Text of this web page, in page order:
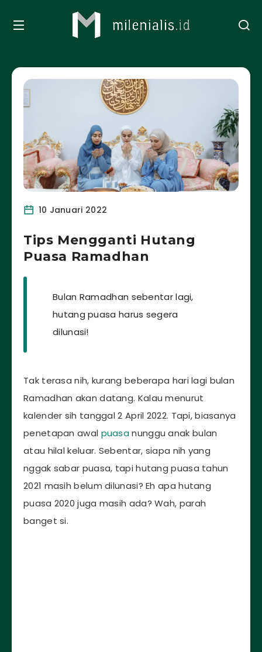
10 Januari 2022
Tips Mengganti Hutang
Puasa Ramadhan
Bulan Ramadhan sebentar lagi,
hutang puasa harus segera
dilunasi!
Tak terasa nih, kurang beberapa hari lagi bulan
Ramadhan akan datang. Kalau menurut
kalender sih tanggal 2 April 2022. Tapi, biasanya
penetapan awal puasa nunggu anak bulan
atau hilal keluar. Sebentar, siapa nih yang
nggak sabar puasa, tapi hutang puasa tahun
2021 masih belum dilunasi? Eh apa hutang
puasa 2020 juga masih ada? Wah, parah
banget si.